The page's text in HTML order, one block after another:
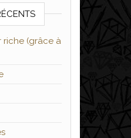
riche (grâce à